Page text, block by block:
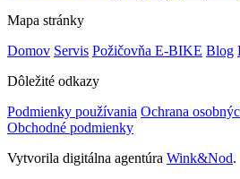
Mapa stránky
Domov Servis Požičovňa E-BIKE Blog
Dôležité odkazy
Podmienky používania Ochrana
Obchodné podmienky
Vytvorila digitálna agentúra Wink&Nod.